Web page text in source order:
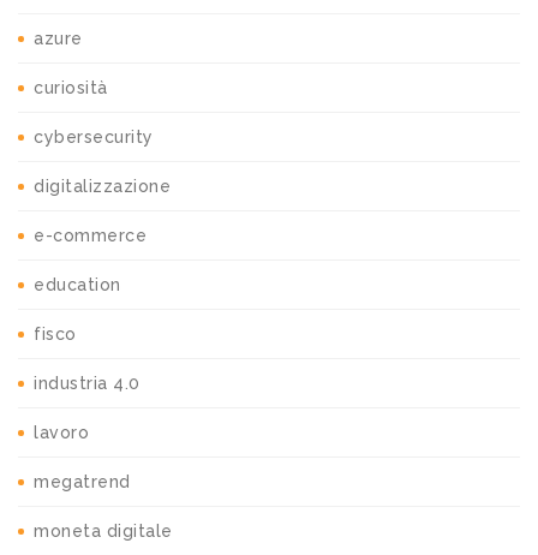
azure
curiosità
cybersecurity
digitalizzazione
e-commerce
education
fisco
industria 4.0
lavoro
megatrend
moneta digitale